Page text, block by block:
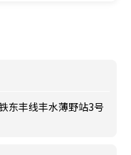
东丰线丰水薄野站3号